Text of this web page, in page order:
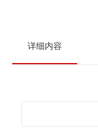
详细内容